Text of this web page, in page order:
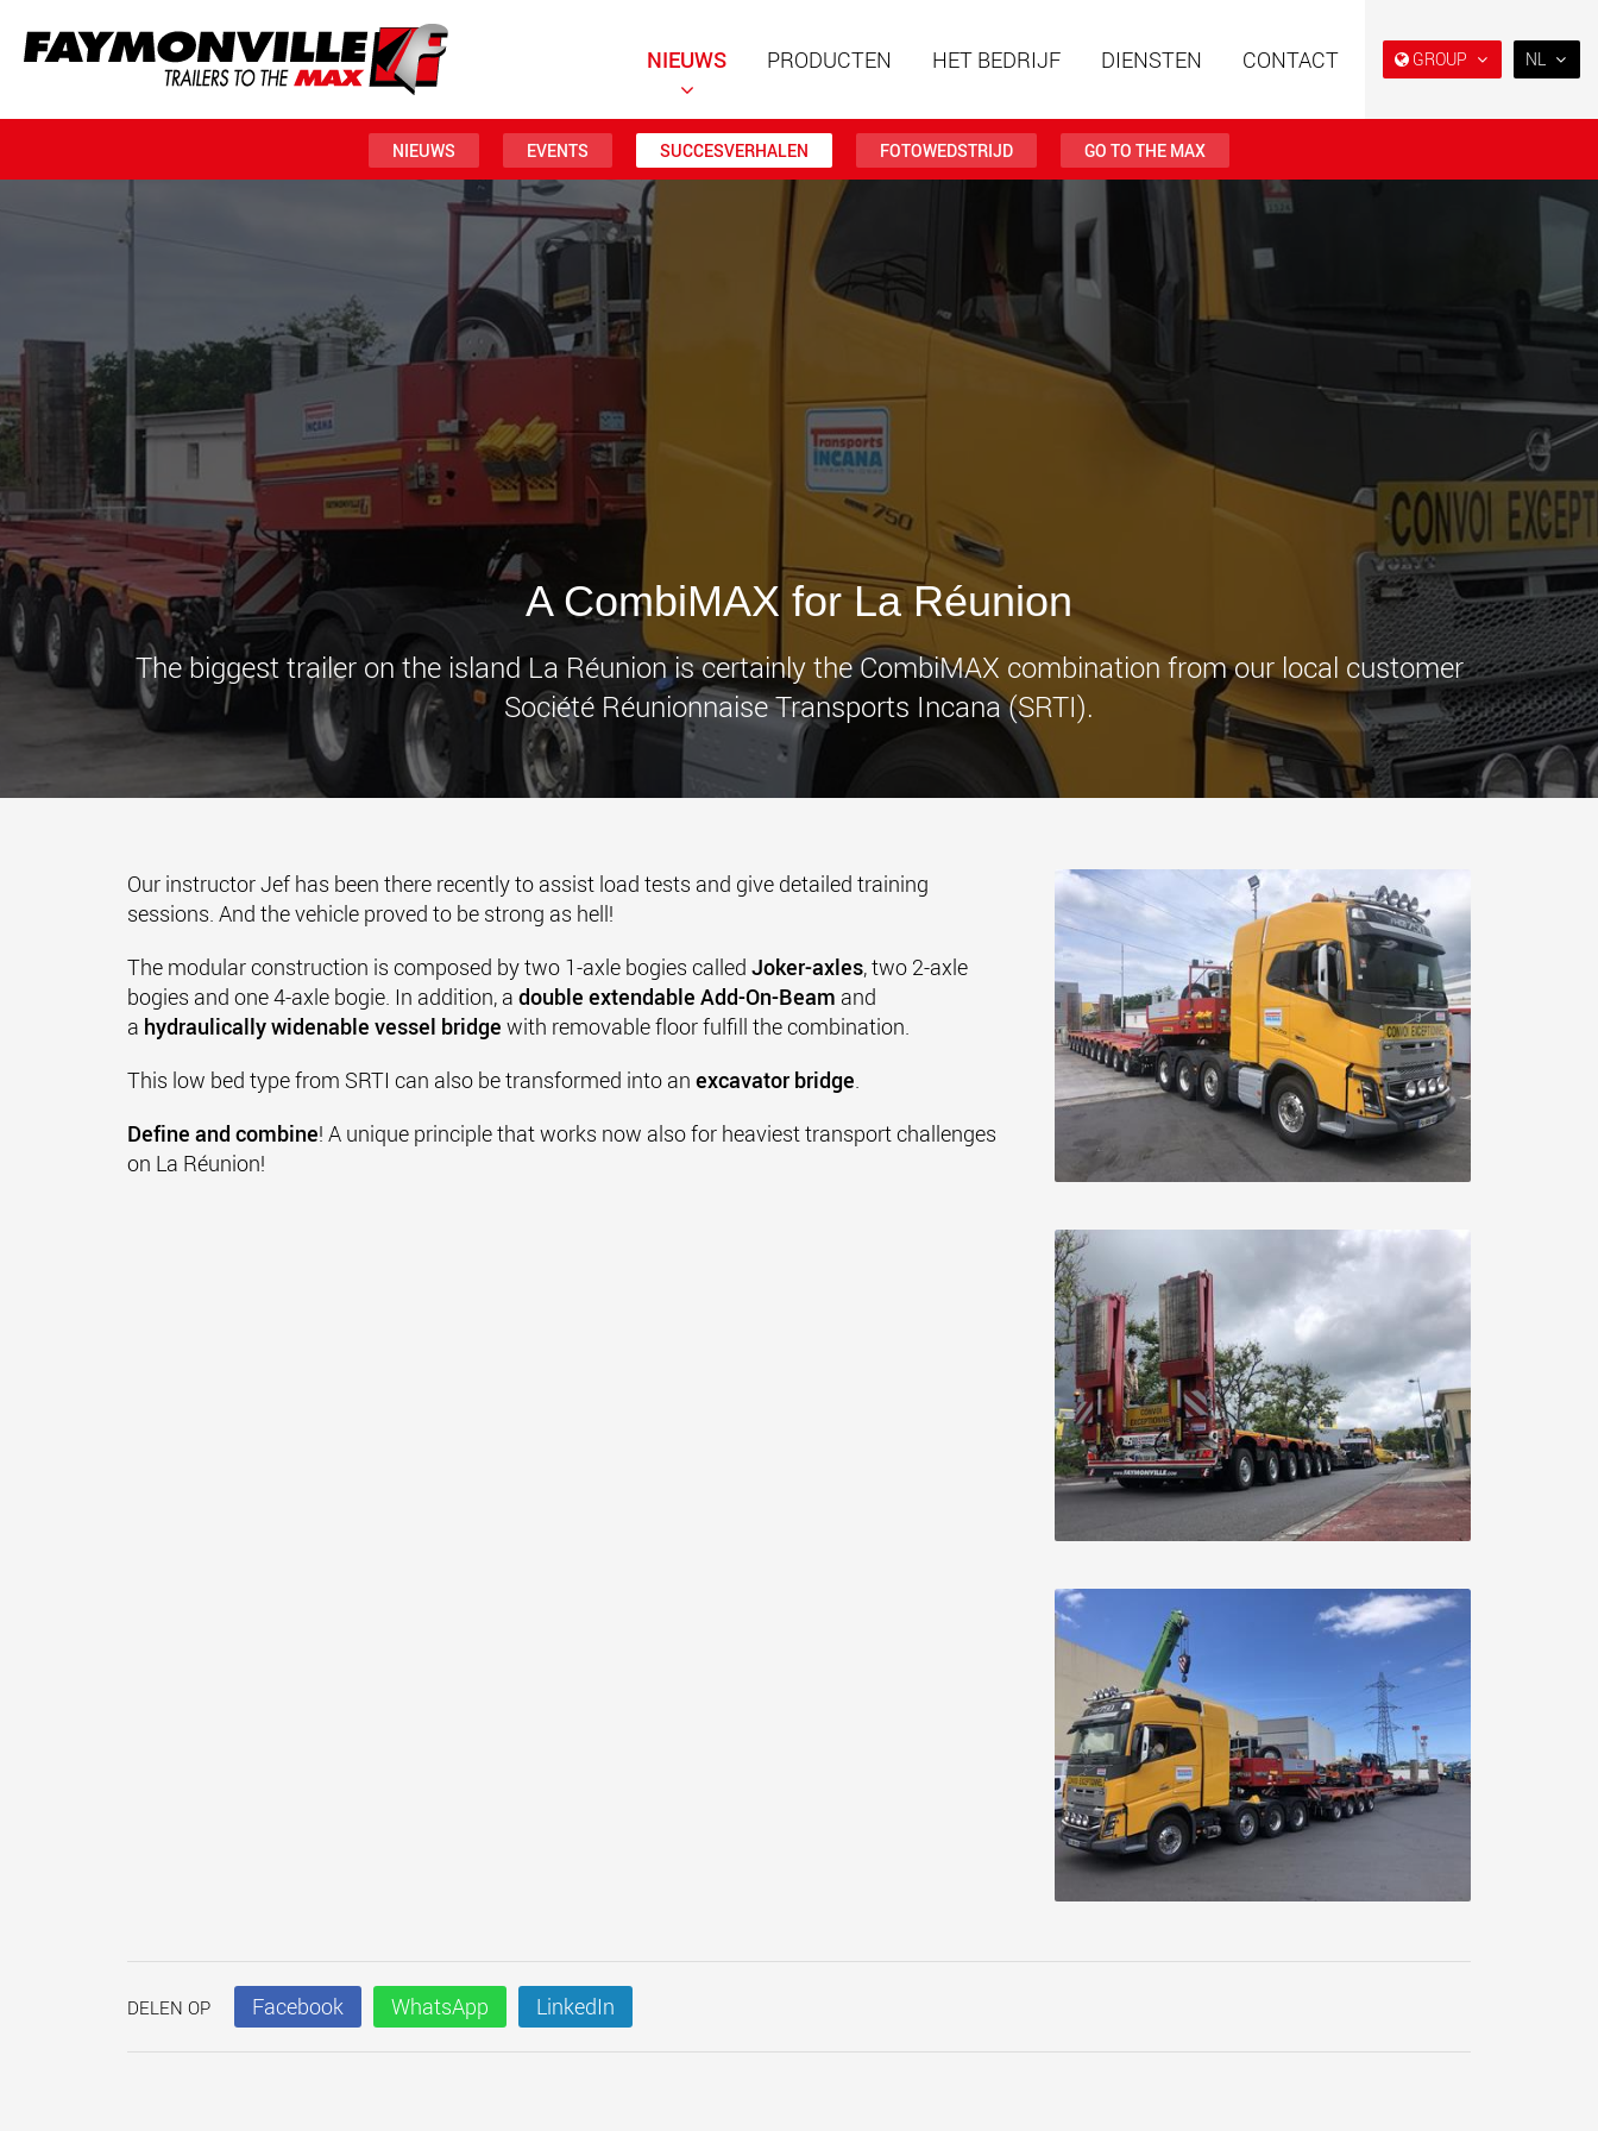
GROUP
laadvermogens van 15 t tot
123 t
Semi diepladers en
diepladers voor de
Speciale opleggers voor
laadvermogens van 20 t tot
www.faymonville.com
Accu-aangedreven
www.morello.us.com
SPMT’s en industriële
voertuigen voor
laadvermogens tot 25.000 t
www.cometto.com
NL
日本
PT(BR)
NIEUWS PRODUCTEN HET BEDRIJF DIENSTEN CONTACT
NIEUWS EVENTS SUCCESVERHALEN FOTOWEDSTRIJD GO TO THE MAX
A CombiMAX for La Réunion
The biggest trailer on the island La Réunion is certainly the CombiMAX combination from our local customer
Société Réunionnaise Transports Incana (SRTI).
Our instructor Jef has been there recently to assist load tests and give detailed training
sessions. And the vehicle proved to be strong as hell!
The modular construction is composed by two 1-axle bogies called Joker-axles, two 2-axle
bogies and one 4-axle bogie. In addition, a double extendable Add-On-Beam and
a hydraulically widenable vessel bridge with removable floor fulfill the combination.
This low bed type from SRTI can also be transformed into an excavator bridge.
Define and combine! A unique principle that works now also for heaviest transport challenges
on La Réunion!
DELEN OP Facebook WhatsApp LinkedIn